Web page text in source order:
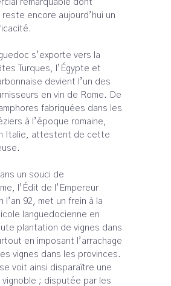
remarquable dont
reste encore aujourd’hui un
s’exporte vers la
Turques, l’Égypte et
devient l’un des
en vin de Rome. De
fabriquées dans les
à l’époque romaine,
Italie, attestent de cette
un souci de
l’Édit de l’Empereur
l’an 92, met un frein à la
languedocienne en
plantation de vignes dans
en imposant l’arrachage
vignes dans les provinces.
voit ainsi disparaître une
; disputée par les